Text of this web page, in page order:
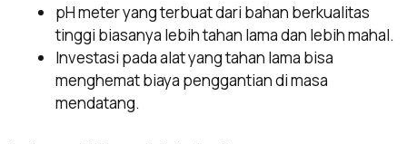
pH meter yang terbuat dari bahan berkualitas
tinggi biasanya lebih tahan lama dan lebih mahal.
Investasi pada alat yang tahan lama bisa
menghemat biaya penggantian di masa
mendatang.